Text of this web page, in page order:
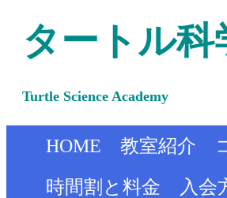
タートル科
Turtle Science Academy
HOME 教室紹介
時間割と料金
入会